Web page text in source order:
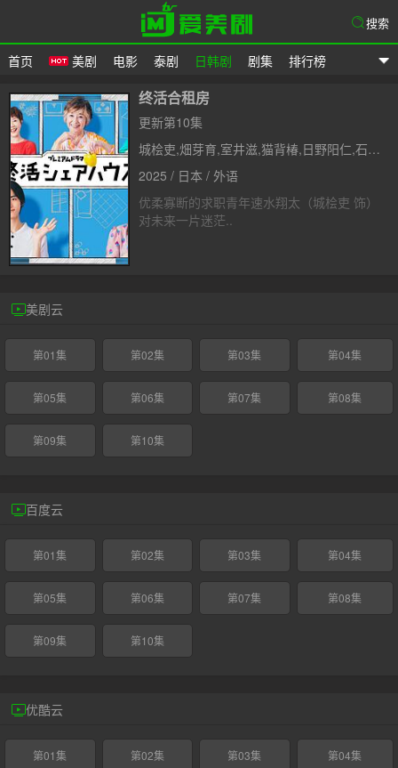
爱美剧
首页 美剧 电影 泰剧 日韩剧 剧集 排行榜
搜索
终活合租房
更新第10集
城桧吏,畑芽育,室井滋,猫背椿,日野阳仁,石坂浩二,绪方义博,户田惠子,市毛良枝,竹下景子
2025 / 日本 / 外语
优柔寡断的求职青年速水翔太（城桧吏 饰）
对未来一片迷茫..
美剧云
第01集 第02集 第03集 第04集
第05集 第06集 第07集 第08集
第09集 第10集
百度云
第01集 第02集 第03集 第04集
第05集 第06集 第07集 第08集
第09集 第10集
优酷云
第01集 第02集 第03集 第04集